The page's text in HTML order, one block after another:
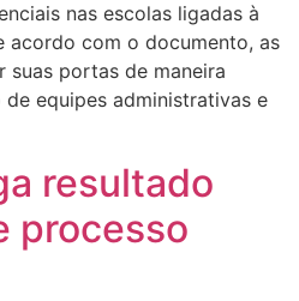
nas escolas ligadas à
acordo com o documento, as
suas portas de maneira
equipes administrativas e
resultado
processo